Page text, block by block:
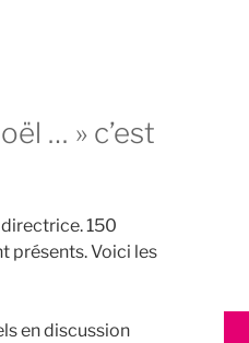
… » c’est
directrice. 150
présents. Voici les
en discussion